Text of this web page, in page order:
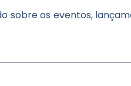
sobre os eventos,